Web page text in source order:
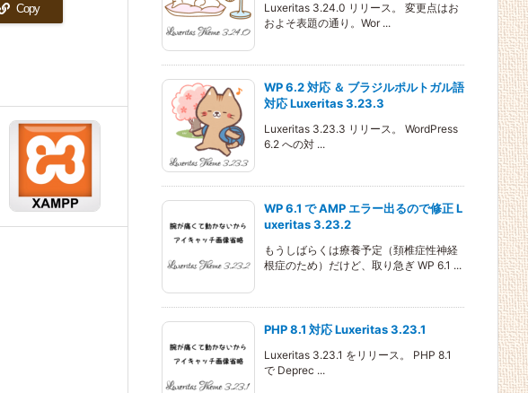
Copy
Luxeritas 3.24.0 リリース。 変更点はお
およそ表題の通り。Wor ...
WP 6.2 対応 ＆ ブラジルポルトガル語
対応 Luxeritas 3.23.3
Luxeritas 3.23.3 リリース。 WordPress
6.2 への対 ...
WP 6.1 で AMP エラー出るので修正 L
uxeritas 3.23.2
もうしばらくは療養予定（頚椎症性神経
根症のため）だけど、取り急ぎ WP 6.1 ...
PHP 8.1 対応 Luxeritas 3.23.1
Luxeritas 3.23.1 をリリース。 PHP 8.1
で Deprec ...